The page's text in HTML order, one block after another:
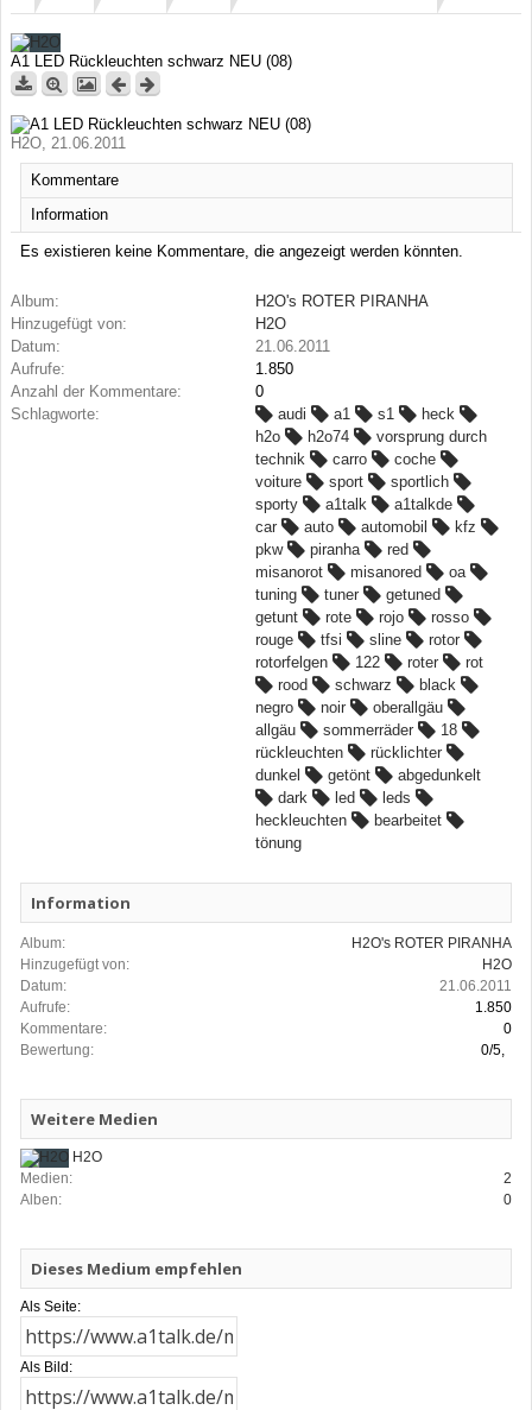
A1 LED Rückleuchten schwarz NEU (08)
H2O, 21.06.2011
Kommentare
Information
Es existieren keine Kommentare, die angezeigt werden könnten.
Album:
H2O's ROTER PIRANHA
Hinzugefügt von:
H2O
Datum:
21.06.2011
Aufrufe:
1.850
Anzahl der Kommentare:
0
Schlagworte:
audi a1 s1
heck
h2o
h2o74
vorsprung durch
technik
carro
coche
voiture
sport
sportlich
sporty
a1talk
a1talkde
car
auto automobil
kfz
pkw
piranha
red
misanorot
misanored
oa
tuning
tuner
getuned
getunt
rote rojo
rosso
rouge
tfsi sline
rotor
rotorfelgen
122 roter
rot
rood
schwarz
black
negro
noir
oberallgäu
allgäu
sommerräder
18
rückleuchten
rücklichter
dunkel
getönt
abgedunkelt
dark
led
leds
heckleuchten
bearbeitet
tönung
Information
Album:
H2O's ROTER PIRANHA
Hinzugefügt von:
H2O
Datum:
21.06.2011
Aufrufe:
1.850
Kommentare:
0
Bewertung:
0/5,
Weitere Medien
H2O
Medien:
2
Alben:
0
Dieses Medium empfehlen
Als Seite:
Als Bild: